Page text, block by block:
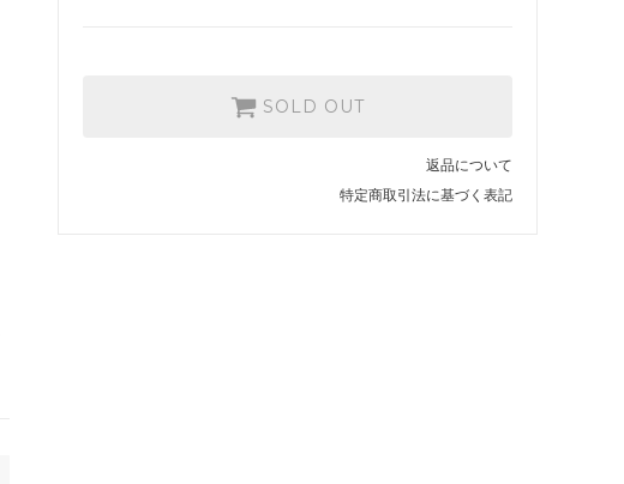
SOLD OUT
返品について
特定商取引法に基づく表記